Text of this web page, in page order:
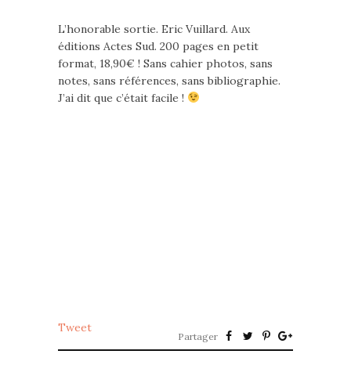
L’honorable sortie. Eric Vuillard. Aux
éditions Actes Sud. 200 pages en petit
format, 18,90€ ! Sans cahier photos, sans
notes, sans références, sans bibliographie.
J’ai dit que c’était facile !
Tweet
Partager